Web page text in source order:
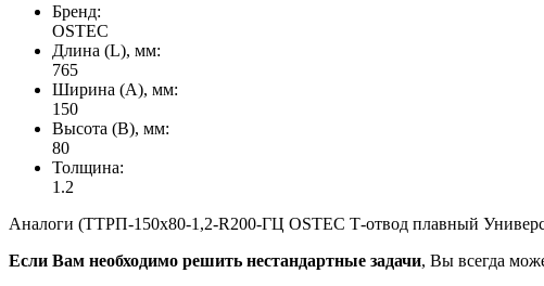
Бренд:
OSTEC
Длина (L), мм:
765
Ширина (А), мм:
150
Высота (В), мм:
80
Толщина:
1.2
Аналоги (ТТРП-150х80-1,2-R200-ГЦ OSTEC Т-отвод плавный
Если Вам необходимо решить нестандартные задачи, Вы всегда